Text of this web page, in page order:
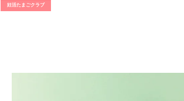
妊活たまごクラブ